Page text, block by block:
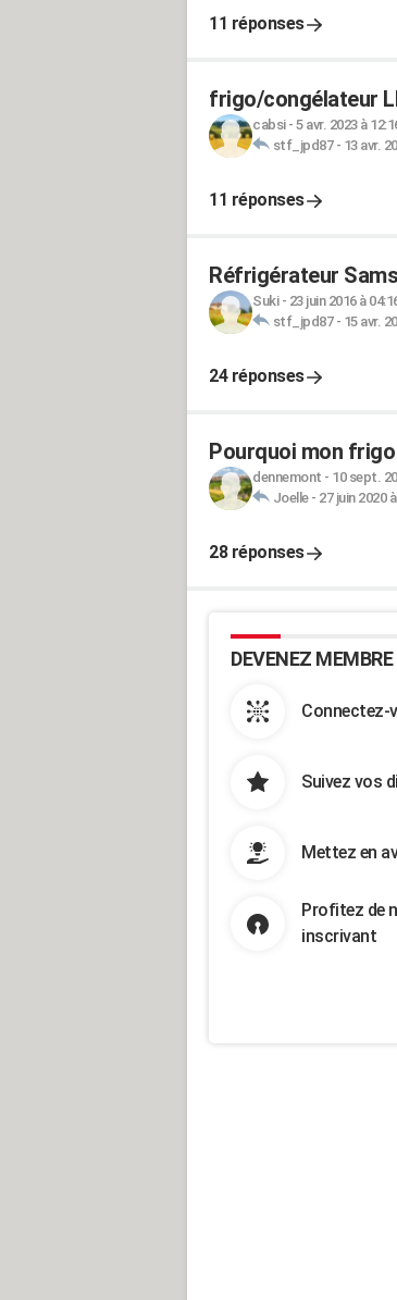
11 réponses
frigo/congélateur
cabsi- 5 avr. 2023 à
stf_jpd87- 13 avr.
11 réponses
Réfrigérateur
Suki- 23 juin 2016 à
stf_jpd87- 15 avr.
24 réponses
Pourquoi mon
dennemont - 10 sept.
Joelle- 27 juin 2020
28 réponses
DEVENEZ
Connectez-
Suivez vos
Mettez en
Profitez de
inscrivant